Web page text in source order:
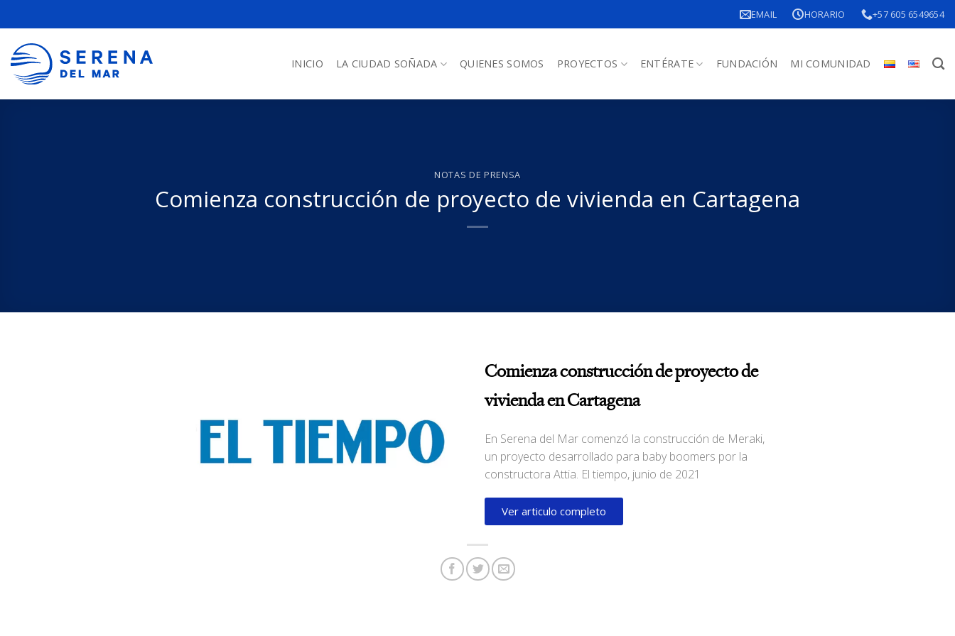
EMAIL HORARIO +57 605 6549654
INICIO LA CIUDAD SOÑADA QUIENES SOMOS PROYECTOS ENTÉRATE FUNDACIÓN MI COMUNIDAD
NOTAS DE PRENSA
Comienza construcción de proyecto de vivienda en Cartagena
Comienza construcción de proyecto de
vivienda en Cartagena
En Serena del Mar comenzó la construcción de Meraki,
un proyecto desarrollado para baby boomers por la
constructora Attia. El tiempo, junio de 2021
Ver articulo completo